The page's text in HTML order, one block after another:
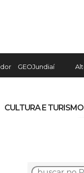
GEOJundiaí
CULTURA E TURISMO